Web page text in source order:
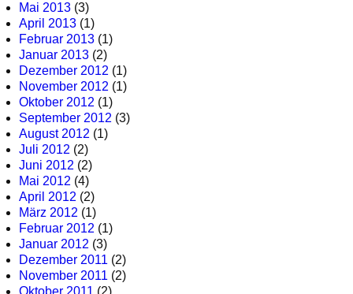
Mai 2013 (3)
April 2013 (1)
Februar 2013 (1)
Januar 2013 (2)
Dezember 2012 (1)
November 2012 (1)
Oktober 2012 (1)
September 2012 (3)
August 2012 (1)
Juli 2012 (2)
Juni 2012 (2)
Mai 2012 (4)
April 2012 (2)
März 2012 (1)
Februar 2012 (1)
Januar 2012 (3)
Dezember 2011 (2)
November 2011 (2)